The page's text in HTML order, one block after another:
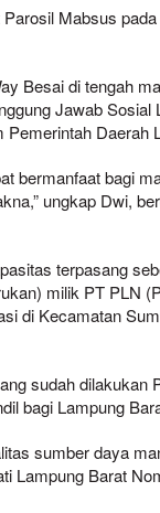
Mabsus
Besai di tengah
Jawab Sosial
Daerah
bermanfaat bagi
ungkap Dwi,
terpasang
milik PT PLN
di Kecamatan
sudah dilakukan
bagi Lampung
sumber daya
Lampung Barat